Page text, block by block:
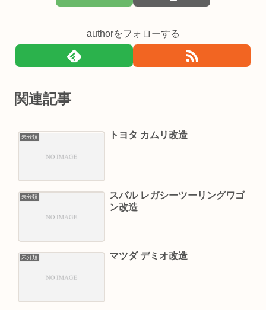
authorをフォローする
関連記事
未分類 トヨタ カムリ改造
未分類
スバル レガシーツーリングワゴ
ン改造
未分類 マツダ デミオ改造